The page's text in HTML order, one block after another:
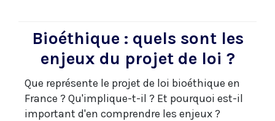
Bioéthique : quels sont les
enjeux du projet de loi ?
Que représente le projet de loi bioéthique en
France ? Qu'implique-t-il ? Et pourquoi est-il
important d'en comprendre les enjeux ?